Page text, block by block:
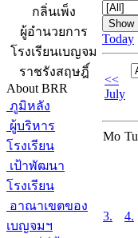
กลิ่นเพ็ง
ผู้อำนวยการ
โรงเรียนเบญจม
ราชรังสฤษฎิ์
About BRR
ภูมิหลัง
ผู้บริหาร
โรงเรียน
เป้าพัฒนา
โรงเรียน
อาณาเขตของ
เบญจมฯ
Today
<<
July
Mo Tu
3. 4.